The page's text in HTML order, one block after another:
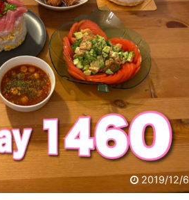
2019/12/6